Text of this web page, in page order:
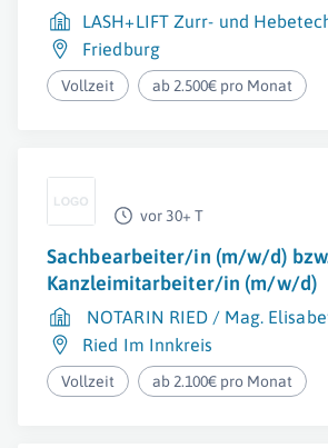
LASH+LIFT Zurr- und
Friedburg
Vollzeit ab 2.500€ pro Monat
vor 30+ T
Sachbearbeiter/in (m/w/d)
Kanzleimitarbeiter/in (m/w/d)
NOTARIN RIED / Mag.
Ried Im Innkreis
Vollzeit ab 2.100€ pro Monat